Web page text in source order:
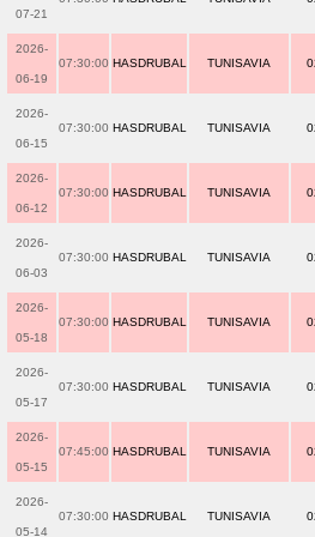
07-21
2026-
06-19
07:30:00 HASDRUBAL TUNISAVIA
2026-
06-15
07:30:00 HASDRUBAL TUNISAVIA
2026-
06-12
07:30:00 HASDRUBAL TUNISAVIA
2026-
06-03
07:30:00 HASDRUBAL TUNISAVIA
2026-
05-18
07:30:00 HASDRUBAL TUNISAVIA
2026-
05-17
07:30:00 HASDRUBAL TUNISAVIA
2026-
05-15
07:45:00 HASDRUBAL TUNISAVIA
2026-
05-14
07:30:00 HASDRUBAL TUNISAVIA